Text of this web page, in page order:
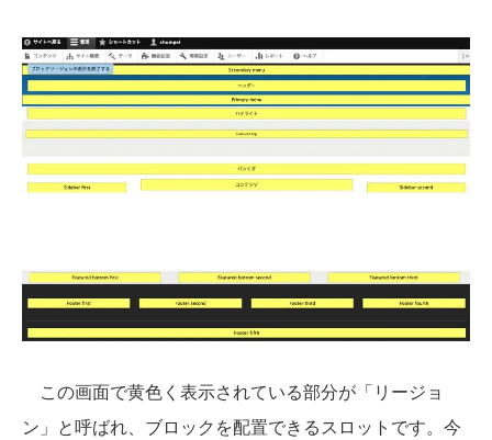
この画面で黄色く表示されている部分が「リージョ
ン」と呼ばれ、ブロックを配置できるスロットです。今